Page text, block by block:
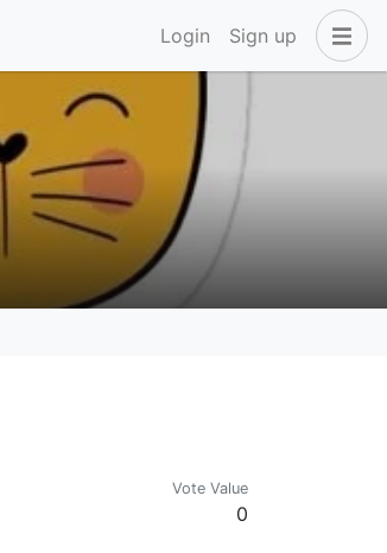
Login Sign up
Vote Value
0